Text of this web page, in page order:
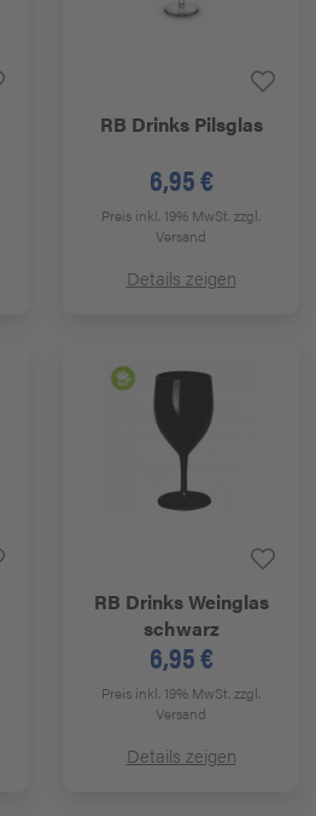
RB DrinksPilsglas
6,95 €
Preis inkl. 19% MwSt.zzgl.
Versand
Details zeigen
RB DrinksWeinglas
schwarz
6,95 €
Preis inkl. 19% MwSt.zzgl.
Versand
Details zeigen